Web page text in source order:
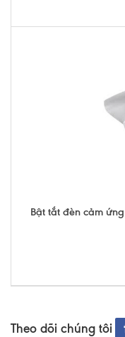
Bật tắt đèn cảm
Theo dõi chúng tôi